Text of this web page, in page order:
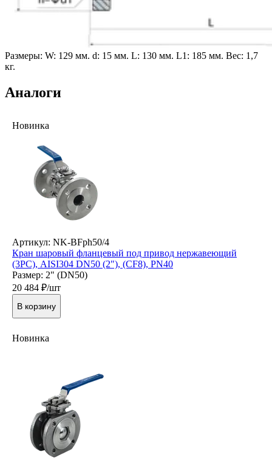
Размеры: W: 129 мм. d: 15 мм. L: 130 мм. L1: 185 мм. Вес: 1,7
кг.
Аналоги
Новинка
Артикул: NK-BFph50/4
Кран шаровый фланцевый под привод нержавеющий
(3PC), AISI304 DN50 (2"), (CF8), PN40
Размер: 2" (DN50)
20 484 ₽/шт
В корзину
Новинка